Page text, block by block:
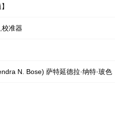
准器
N. Bose) 萨特延德拉·纳特·玻